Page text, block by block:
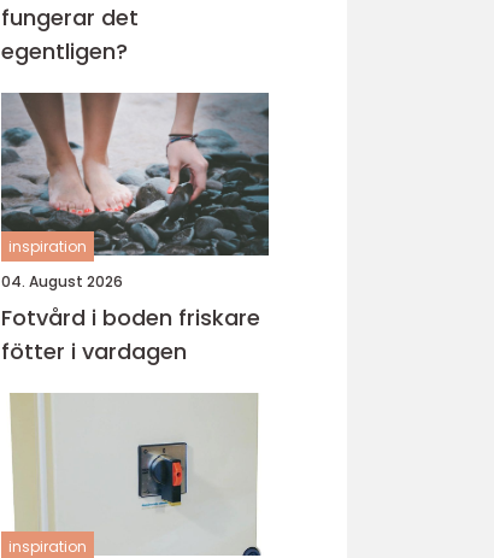
fungerar det
egentligen?
inspiration
04. August 2026
Fotvård i boden friskare
fötter i vardagen
inspiration